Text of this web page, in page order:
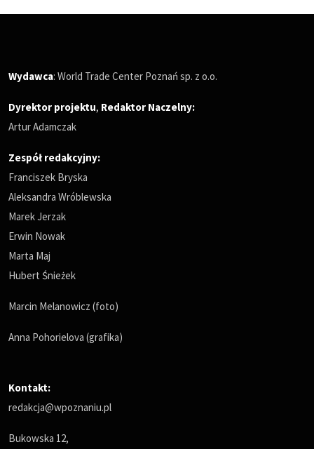
Wydawca: World Trade Center Poznań sp. z o.o.
Dyrektor projektu, Redaktor Naczelny:
Artur Adamczak
Zespół redakcyjny:
Franciszek Bryska
Aleksandra Wróblewska
Marek Jerzak
Erwin Nowak
Marta Maj
Hubert Śnieżek
Marcin Melanowicz (foto)
Anna Pohorielova (grafika)
Kontakt:
redakcja@wpoznaniu.pl
Bukowska 12,